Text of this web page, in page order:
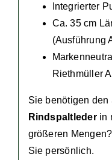
Integrierter
Ca. 35 cm
(Ausführung
Riethmüller
Sie benötigen den
Rindspaltlederin
größeren Mengen?
Sie persönlich.